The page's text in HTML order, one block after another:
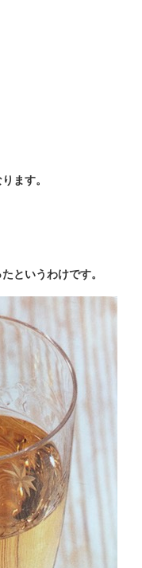
ます。
というわけです。